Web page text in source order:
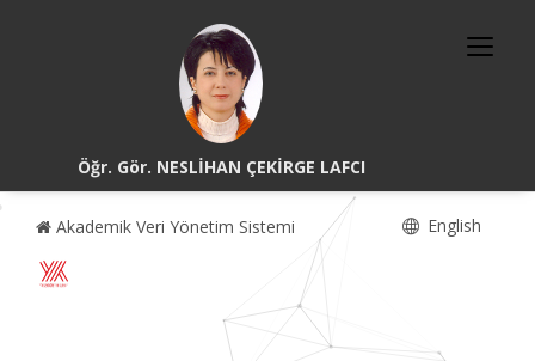
Öğr. Gör. NESLİHAN ÇEKİRGE LAFCI
Akademik Veri Yönetim Sistemi English